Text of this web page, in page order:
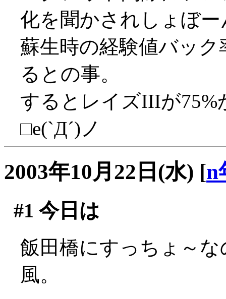
化を聞かされしょぼー
蘇生時の経験値バッ
るとの事。
するとレイズIIIが
□e(`Д´)ノ
2003年10月22日(水) [n
#1 今日は
飯田橋にすっちょ～
風。